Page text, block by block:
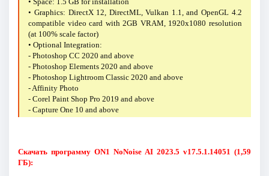
• Graphics: DirectX 12, DirectML, Vulkan 1.1, and OpenGL 4.2
compatible video card with 2GB VRAM, 1920x1080 resolution
(at 100% scale factor)
• Optional Integration:
- Photoshop CC 2020 and above
- Photoshop Elements 2020 and above
- Photoshop Lightroom Classic 2020 and above
- Affinity Photo
- Corel Paint Shop Pro 2019 and above
- Capture One 10 and above
Скачать программу ON1 NoNoise AI 2023.5 v17.5.1.14051 (1,59
ГБ):